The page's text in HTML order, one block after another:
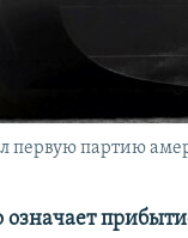
первую партию
означает